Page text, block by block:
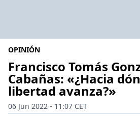
OPINIÓN
Francisco Tomás
Cabañas: «¿Hacia
libertad avanza?»
06 Jun 2022 - 11:07 CET